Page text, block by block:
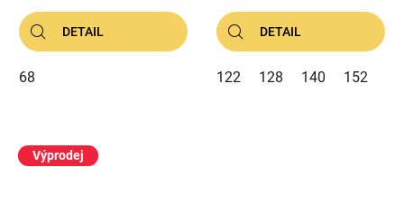
DETAIL
68
DETAIL
122 128 140 152
Výprodej